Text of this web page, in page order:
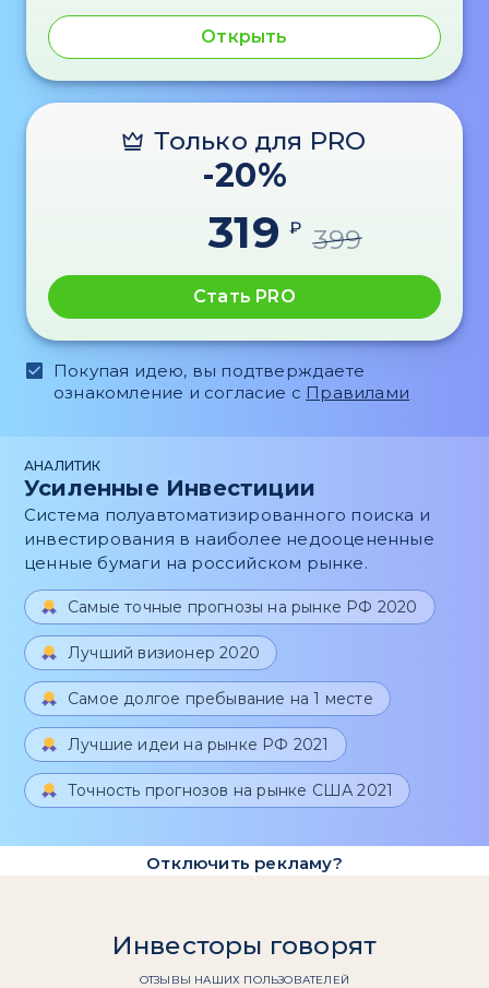
Открыть
Только для PRO
-20%
319 ₽ 399
Стать PRO
Покупая идею, вы подтверждаете
ознакомление и согласие с Правилами
АНАЛИТИК
Усиленные Инвестиции
Система полуавтоматизированного поиска и
инвестирования в наиболее недооцененные
ценные бумаги на российском рынке.
Самые точные прогнозы на рынке РФ 2020
Лучший визионер 2020
Самое долгое пребывание на 1 месте
Лучшие идеи на рынке РФ 2021
Точность прогнозов на рынке США 2021
Отключить рекламу?
Инвесторы говорят
ОТЗЫВЫ НАШИХ ПОЛЬЗОВАТЕЛЕЙ